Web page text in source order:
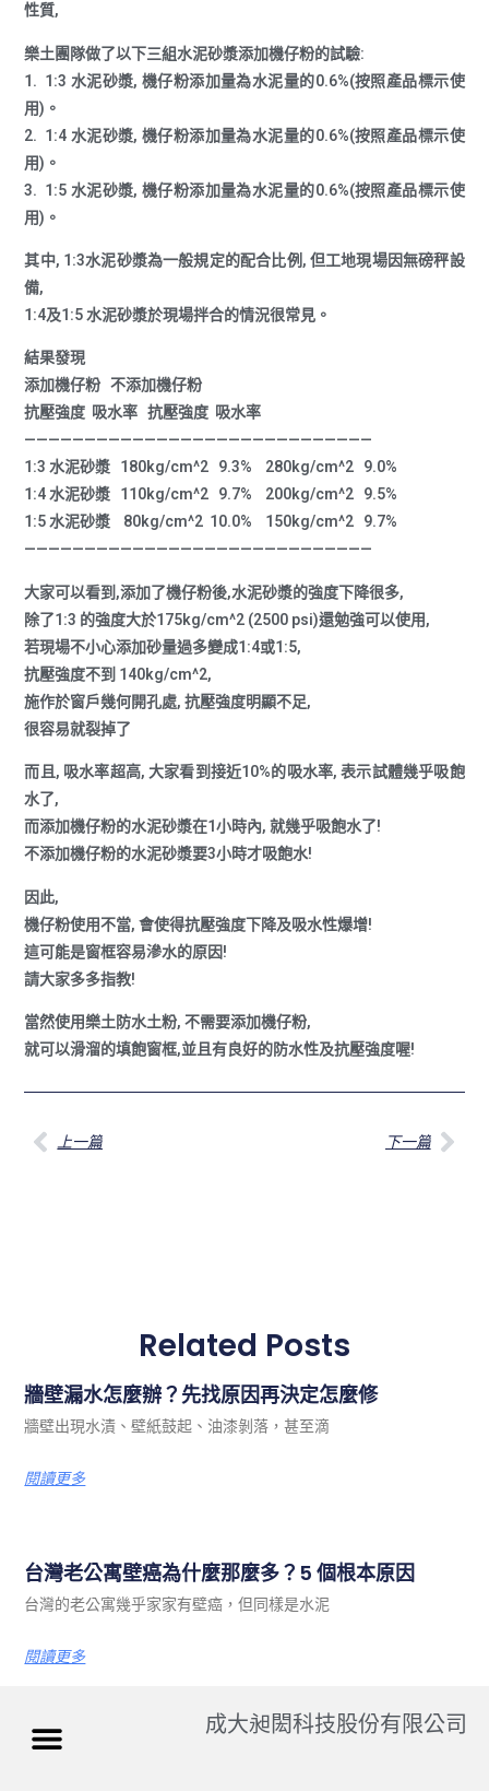
性質,
樂土團隊做了以下三組水泥砂漿添加機仔粉的試驗:
1. 1:3 水泥砂漿, 機仔粉添加量為水泥量的0.6%(按照產品標示使
用)。
2. 1:4 水泥砂漿, 機仔粉添加量為水泥量的0.6%(按照產品標示使
用)。
3. 1:5 水泥砂漿, 機仔粉添加量為水泥量的0.6%(按照產品標示使
用)。
其中, 1:3水泥砂漿為一般規定的配合比例, 但工地現場因無磅秤設
備,
1:4及1:5 水泥砂漿於現場拌合的情況很常見。
結果發現
添加機仔粉 不添加機仔粉
抗壓強度 吸水率 抗壓強度 吸水率
—————————————————————————————
1:3 水泥砂漿 180kg/cm^2 9.3% 280kg/cm^2 9.0%
1:4 水泥砂漿 110kg/cm^2 9.7% 200kg/cm^2 9.5%
1:5 水泥砂漿 80kg/cm^2 10.0% 150kg/cm^2 9.7%
—————————————————————————————
大家可以看到,添加了機仔粉後,水泥砂漿的強度下降很多,
除了1:3 的強度大於175kg/cm^2 (2500 psi)還勉強可以使用,
若現場不小心添加砂量過多變成1:4或1:5,
抗壓強度不到 140kg/cm^2,
施作於窗戶幾何開孔處, 抗壓強度明顯不足,
很容易就裂掉了
而且, 吸水率超高, 大家看到接近10%的吸水率, 表示試體幾乎吸飽
水了,
而添加機仔粉的水泥砂漿在1小時內, 就幾乎吸飽水了!
不添加機仔粉的水泥砂漿要3小時才吸飽水!
因此,
機仔粉使用不當, 會使得抗壓強度下降及吸水性爆增!
這可能是窗框容易滲水的原因!
請大家多多指教!
當然使用樂土防水土粉, 不需要添加機仔粉,
就可以滑溜的填飽窗框,並且有良好的防水性及抗壓強度喔!
上一篇 下一篇
Related Posts
牆壁漏水怎麼辦？先找原因再決定怎麼修
牆壁出現水漬、壁紙鼓起、油漆剝落，甚至滴
閱讀更多
台灣老公寓壁癌為什麼那麼多？5 個根本原因
台灣的老公寓幾乎家家有壁癌，但同樣是水泥
閱讀更多
成大昶閎科技股份有限公司